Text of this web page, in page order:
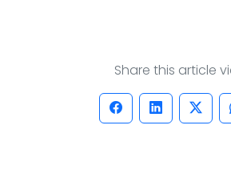
Share this article